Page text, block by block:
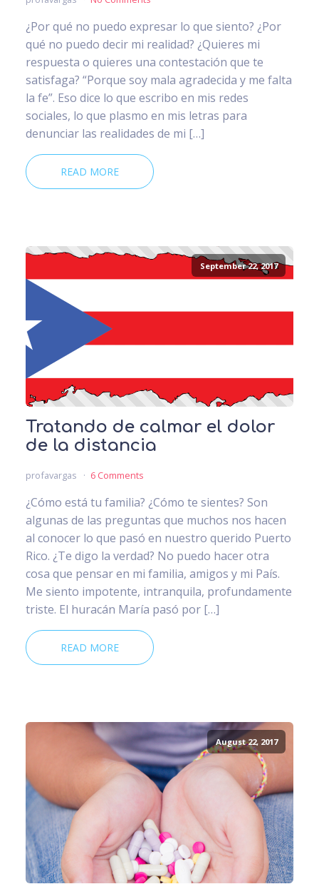
¿Por qué no puedo expresar lo que siento? ¿Por
qué no puedo decir mi realidad? ¿Quieres mi
respuesta o quieres una contestación que te
satisfaga? “Porque soy mala agradecida y me falta
la fe”. Eso dice lo que escribo en mis redes
sociales, lo que plasmo en mis letras para
denunciar las realidades de mi […]
READ MORE
September 22, 2017
Tratando de calmar el dolor
de la distancia
profavargas 6 Comments
¿Cómo está tu familia? ¿Cómo te sientes? Son
algunas de las preguntas que muchos nos hacen
al conocer lo que pasó en nuestro querido Puerto
Rico. ¿Te digo la verdad? No puedo hacer otra
cosa que pensar en mi familia, amigos y mi País.
Me siento impotente, intranquila, profundamente
triste. El huracán María pasó por […]
READ MORE
August 22, 2017